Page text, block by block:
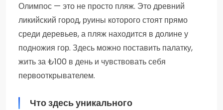
Олимпос — это не просто пляж. Это древний
ликийский город, руины которого стоят прямо
среди деревьев, а пляж находится в долине у
подножия гор. Здесь можно поставить палатку,
жить за ₺100 в день и чувствовать себя
первооткрывателем.
Что здесь уникального